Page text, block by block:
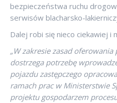
bezpieczeństwa ruchu
serwisów blacharsko-
Dalej robi się nieco ciekawiej i
„W zakresie zasad oferowania
dostrzega potrzebę
pojazdu zastępczego
ramach prac w Ministerstwie
projektu gospodarzem